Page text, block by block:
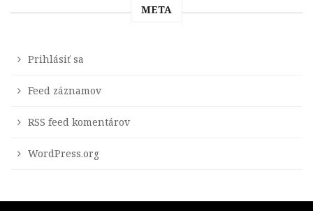
META
Prihlásiť sa
Feed záznamov
RSS feed komentárov
WordPress.org